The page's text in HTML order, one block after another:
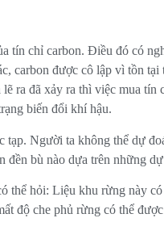
tín chỉ carbon. Điều đó có
carbon được cô lập vì tồn
ra đã xảy ra thì việc mua
biến đổi khí hậu.
Người ta không thể dự
đền bù nào dựa trên những
thể hỏi: Liệu khu rừng này
độ che phủ rừng có thể